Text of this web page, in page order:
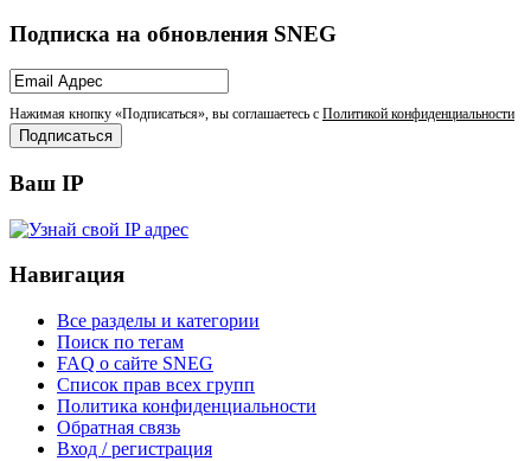
Подписка на обновления SNEG
Нажимая кнопку «Подписаться», вы соглашаетесь с Политикой конфиденциальности
Ваш IP
Навигация
Все разделы и категории
Поиск по тегам
FAQ о сайте SNEG
Список прав всех групп
Политика конфиденциальности
Обратная связь
Вход / регистрация